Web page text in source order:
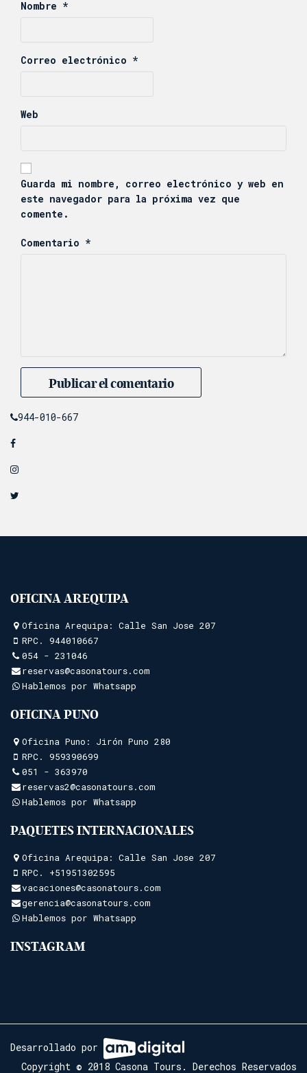
Nombre *
Correo electrónico *
Web
Guarda mi nombre, correo electrónico y web en
este navegador para la próxima vez que
comente.
Comentario *
944-010-667
OFICINA AREQUIPA
Oficina Arequipa: Calle San Jose 207
RPC. 944010667
054 - 231046
reservas@casonatours.com
Hablemos por Whatsapp
OFICINA PUNO
Oficina Puno: Jirón Puno 280
RPC. 959390699
051 - 363970
reservas2@casonatours.com
Hablemos por Whatsapp
PAQUETES INTERNACIONALES
Oficina Arequipa: Calle San Jose 207
RPC. +51951302595
vacaciones@casonatours.com
gerencia@casonatours.com
Hablemos por Whatsapp
INSTAGRAM
Desarrollado por
Copyright © 2018 Casona Tours. Derechos Reservados